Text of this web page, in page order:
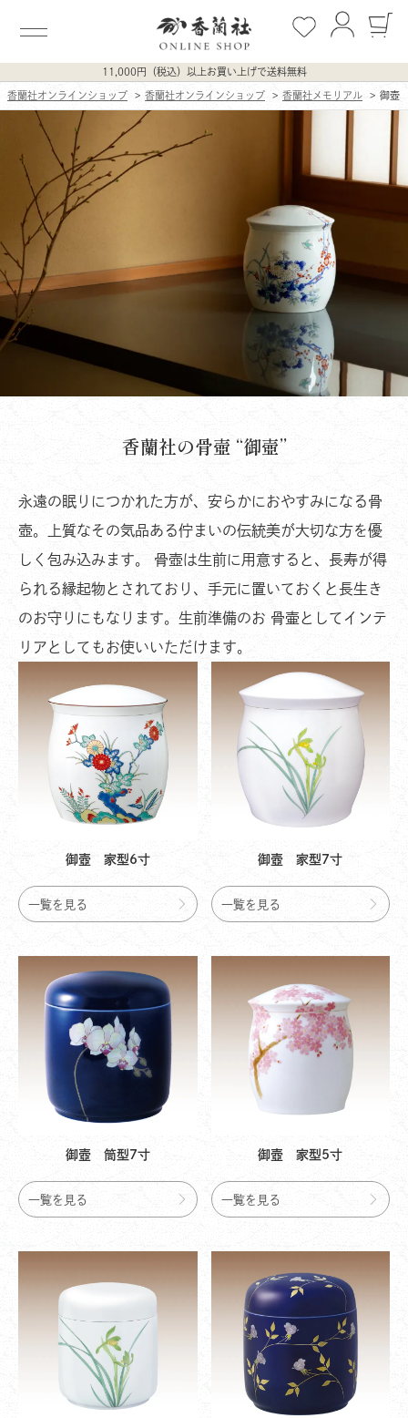
11,000円（税込）以上お買い上げで送料無料
香蘭社オンラインショップ 香蘭社オンラインショップ 香蘭社メモリアル 御壺
香蘭社の骨壺 “御壺”
永遠の眠りにつかれた方が、安らかにおやすみになる骨
壺。上質なその気品ある佇まいの伝統美が大切な方を優
しく包み込みます。 骨壺は生前に用意すると、長寿が得
られる縁起物とされており、手元に置いておくと長生き
のお守りにもなります。生前準備のお 骨壷としてインテ
リアとしてもお使いいただけます。
御壺 家型7寸
一覧を見る
御壺 家型6寸
一覧を見る
御壺 家型5寸
一覧を見る
御壺 筒型7寸
一覧を見る